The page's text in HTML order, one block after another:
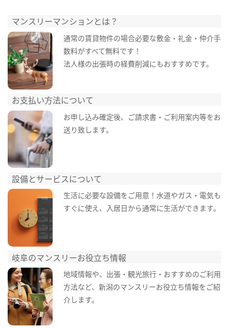
マンスリーマンションとは？
通常の賃貸物件の場合必要な敷金・礼金・仲介手
数料がすべて無料です！
法人様の出張時の経費削減にもおすすめです。
お支払い方法について
お申し込み確定後、ご請求書・ご利用案内等をお
送り致します。
設備とサービスについて
生活に必要な設備をご用意！水道やガス・電気も
すぐに使え、入居日から通常に生活ができます。
岐阜のマンスリーお役立ち情報
地域情報や、出張・観光旅行・おすすめのご利用
方法など、新潟のマンスリーお役立ち情報をご紹
介します。